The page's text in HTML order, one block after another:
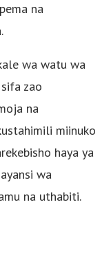
na
wa watu wa
zao
na
miinuko
haya ya
wa
na uthabiti.